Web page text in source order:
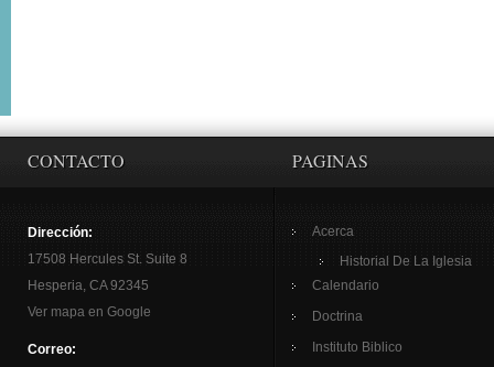
CONTACTO
Dirección:
17508 Hercules St. Suite 8
Hesperia, CA 92345
Ver mapa en Google
Correo:
PAGINAS
Acerca
Historial De La Iglesia
Calendario
Doctrina
Instituto Biblico